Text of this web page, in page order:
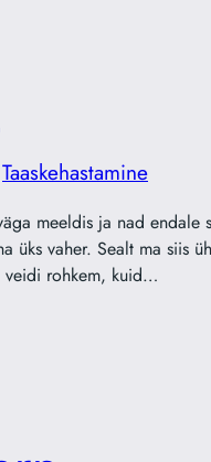
Taaskehastamine
meeldis ja nad
üks vaher. Sealt ma siis
veidi rohkem, kuid…